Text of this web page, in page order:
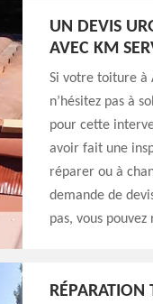
UN DEVIS
AVEC KM
Si votre toiture à
n’hésitez pas à
pour cette
avoir fait une
réparer ou à
demande de
pas, vous
RÉPARATION